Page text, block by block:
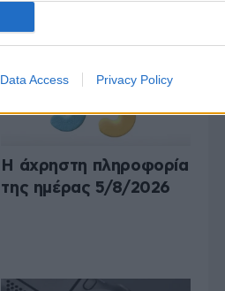
Data Access Privacy Policy
Η άχρηστη πληροφορία
της ημέρας 5/8/2026